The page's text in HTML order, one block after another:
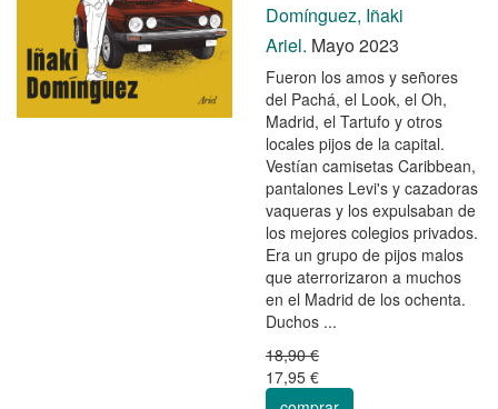
Domínguez, Iñaki
Ariel. Mayo 2023
Fueron los amos y señores
del Pachá, el Look, el Oh,
Madrid, el Tartufo y otros
locales pijos de la capital.
Vestían camisetas Caribbean,
pantalones Levi's y cazadoras
vaqueras y los expulsaban de
los mejores colegios privados.
Era un grupo de pijos malos
que aterrorizaron a muchos
en el Madrid de los ochenta.
Duchos ...
18,90 €
17,95 €